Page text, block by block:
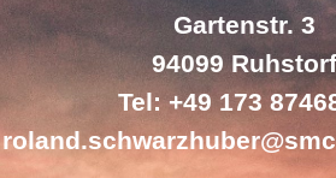
Gartenstr. 3
94099 Ruhstorf
Tel: +49 173